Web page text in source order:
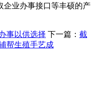
企业办事接口等丰硕的产
事以供选择 下一篇： 截
帮生殖手艺成